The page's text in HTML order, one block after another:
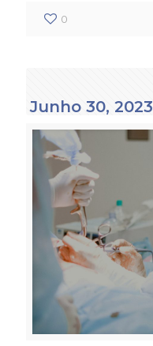
0
Junho 30, 2023